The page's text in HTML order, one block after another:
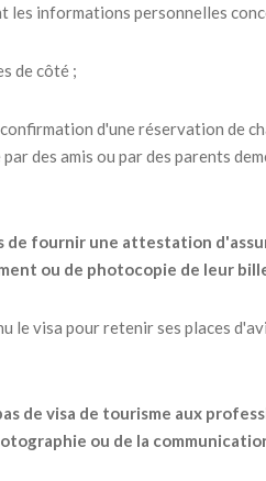
les informations personnelles
de côté ;
d'une réservation de
des amis ou par des parents
de fournir une attestation
ou de photocopie de leur
le visa pour retenir ses places
de visa de tourisme aux
ou de la